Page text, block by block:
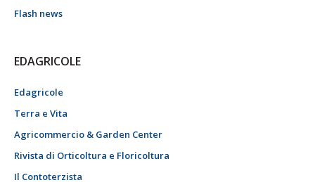
Flash news
EDAGRICOLE
Edagricole
Terra e Vita
Agricommercio & Garden Center
Rivista di Orticoltura e Floricoltura
Il Contoterzista